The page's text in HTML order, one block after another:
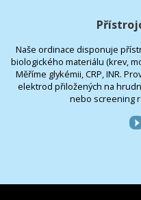
Naše ordinace disponuje
biologického materiálu (krev,
Měříme glykémii, CRP, INR.
elektrod přiložených na
nebo screening